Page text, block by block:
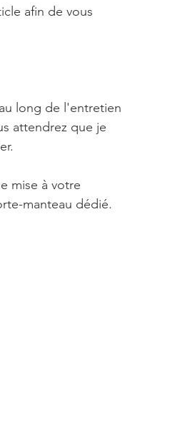
afin de vous
long de l'entretien
attendrez que je
mise à votre
manteau dédié.